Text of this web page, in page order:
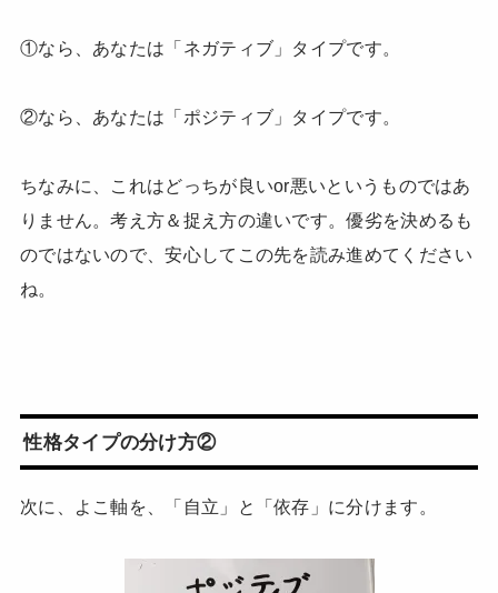
①なら、あなたは「ネガティブ」タイプです。
②なら、あなたは「ポジティブ」タイプです。
ちなみに、これはどっちが良いor悪いというものではあ
りません。考え方＆捉え方の違いです。優劣を決めるも
のではないので、安心してこの先を読み進めてください
ね。
性格タイプの分け方②
次に、よこ軸を、「自立」と「依存」に分けます。